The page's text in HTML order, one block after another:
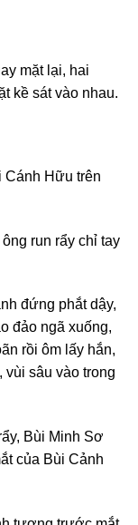
mặt lại, hai
kề sát vào nhau.
Cánh Hữu trên
run rẩy chỉ tay
đứng phắt dậy,
đảo ngã xuống,
rồi ôm lấy hắn,
vùi sâu vào trong
Bùi Minh Sơ
của Bùi Cảnh